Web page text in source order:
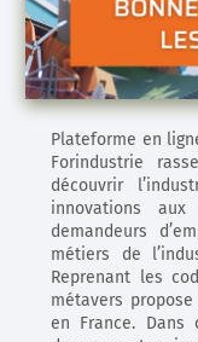
Plateforme en
Forindustrie
découvrir
innovations
demandeurs
métiers de
Reprenant les
métavers
en France. Dans